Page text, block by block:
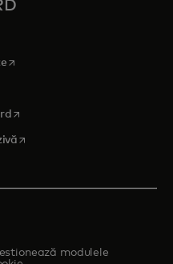
opens in a new tab
a new tab
opens in a new tab
opens in a new tab
modulele